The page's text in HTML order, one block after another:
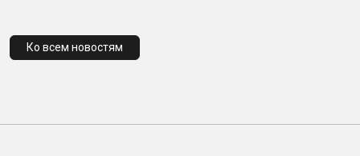
Ко всем новостям